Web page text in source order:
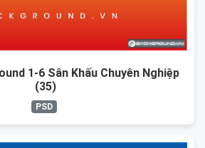
1-6 Sân Khấu Chuyên Nghiệp
(35)
PSD